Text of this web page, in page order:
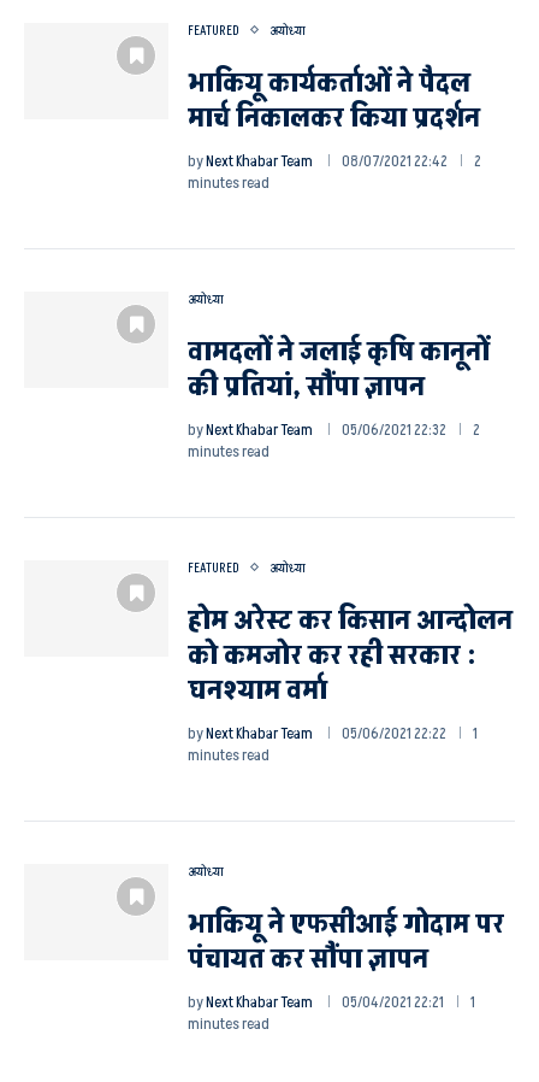
FEATURED अयोध्या
भाकियू कार्यकर्ताओं ने पैदल
मार्च निकालकर किया प्रदर्शन
byNext Khabar Team 08/07/2021 22:42
2
minutes read
अयोध्या
वामदलों ने जलाई कृषि कानूनों
की प्रतियां, सौंपा ज्ञापन
byNext Khabar Team 05/06/2021 22:32
2
minutes read
FEATURED अयोध्या
होम अरेस्ट कर किसान आन्दोलन
को कमजोर कर रही सरकार :
घनश्याम वर्मा
byNext Khabar Team 05/06/2021 22:22
1
minutes read
अयोध्या
भाकियू ने एफसीआई गोदाम पर
पंचायत कर सौंपा ज्ञापन
byNext Khabar Team 05/04/2021 22:21
1
minutes read